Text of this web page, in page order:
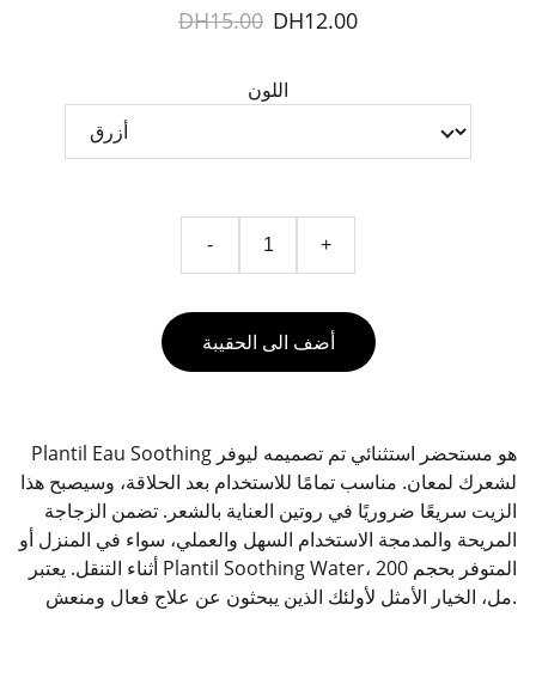
DH15.00 DH12.00
اللون
- +
أضف الى الحقيبة
Plantil Eau Soothing هو مستحضر استثنائي تم تصميمه ليوفر
لشعرك لمعان. مناسب تمامًا للاستخدام بعد الحلاقة، وسيصبح هذا
الزيت سريعًا ضروريًا في روتين العناية بالشعر. تضمن الزجاجة
المريحة والمدمجة الاستخدام السهل والعملي، سواء في المنزل أو
أثناء التنقل. يعتبر Plantil Soothing Water، المتوفر بحجم 200
مل، الخيار الأمثل لأولئك الذين يبحثون عن علاج فعال ومنعش.